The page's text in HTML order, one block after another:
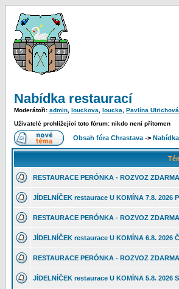
Nabídka restaurací
Moderátoři: admin louckova loucka Pavlína Ulrichová
Uživatelé prohlížející toto fórum: nikdo není přítomen
Obsah fóra Chrastava ->
RESTAURACE PERÓNKA - ROZVOZ
JÍDELNÍČEK restaurace U KOMÍNA 7.8. 2026
RESTAURACE PERÓNKA - ROZVOZ
JÍDELNÍČEK restaurace U KOMÍNA 6.8. 2026
RESTAURACE PERÓNKA - ROZVOZ
JÍDELNÍČEK restaurace U KOMÍNA 5.8. 2026